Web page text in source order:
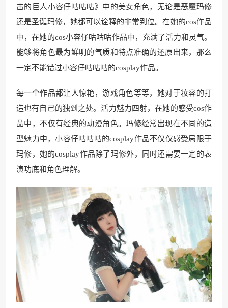
击的巨人小容仔咕咕咕》中的美女角色，无论是恶魔玛修
还是圣诞玛修，她都可以诠释的非常到位。在她的cos作品
中，在她的cos小容仔咕咕咕作品中，充满了活力和灵气。
能够将角色最为鲜明的气质和特点准确的还原出来，那么
一定不能错过小容仔咕咕咕的cosplay作品。
每一个作品都让人惊艳，游戏角色等等，她对于妆容的打
造也有自己的独到之处。活力魅力四射，在她的感受cos作
品中，不仅有经典的动漫角色。玛修经常出现在不同的造
型魅力中，小容仔咕咕咕的cosplay作品不仅仅感受局限于
玛修，她的cosplay作品除了玛修外，同时还需要一定的表
演功底和角色理解。